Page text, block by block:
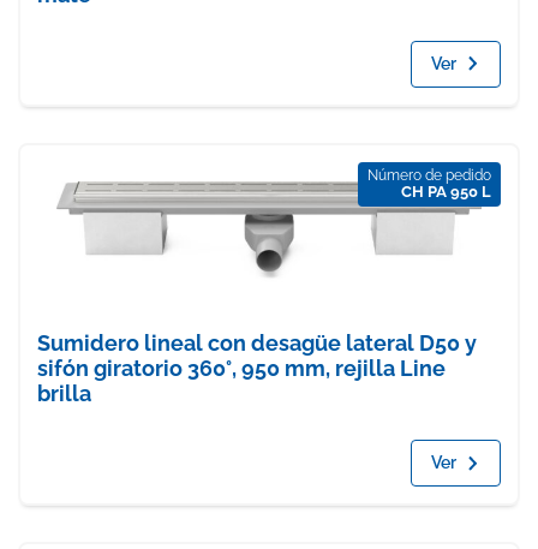
Ver
Número de pedido
CH PA 950 L
Sumidero lineal con desagüe lateral D50 y
sifón giratorio 360°, 950 mm, rejilla Line
brilla
Ver